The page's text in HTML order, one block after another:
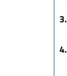
3.
4.